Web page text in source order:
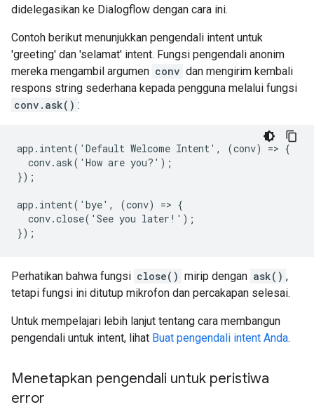
didelegasikan ke Dialogflow dengan cara ini.
Contoh berikut menunjukkan pengendali intent untuk
'greeting' dan 'selamat' intent. Fungsi pengendali anonim
mereka mengambil argumen conv dan mengirim kembali
respons string sederhana kepada pengguna melalui fungsi
conv.ask() :
app.intent('Default Welcome Intent', (conv) => {
  conv.ask('How are you?');
});
app.intent('bye', (conv) => {
  conv.close('See you later!');
});
Perhatikan bahwa fungsi close() mirip dengan ask() ,
tetapi fungsi ini ditutup mikrofon dan percakapan selesai.
Untuk mempelajari lebih lanjut tentang cara membangun
pengendali untuk intent, lihat Buat pengendali intent Anda.
Menetapkan pengendali untuk peristiwa
error